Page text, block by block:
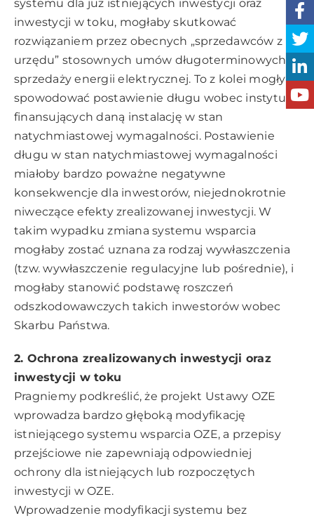
systemu dla już istniejących inwestycji oraz
inwestycji w toku, mogłaby skutkować
rozwiązaniem przez obecnych „sprzedawców z
urzędu” stosownych umów długoterminowych
sprzedaży energii elektrycznej. To z kolei mogłyby
spowodować postawienie długu wobec instytucji
finansujących daną instalację w stan
natychmiastowej wymagalności. Postawienie
długu w stan natychmiastowej wymagalności
miałoby bardzo poważne negatywne
konsekwencje dla inwestorów, niejednokrotnie
niweczące efekty zrealizowanej inwestycji. W
takim wypadku zmiana systemu wsparcia
mogłaby zostać uznana za rodzaj wywłaszczenia
(tzw. wywłaszczenie regulacyjne lub pośrednie), i
mogłaby stanowić podstawę roszczeń
odszkodowawczych takich inwestorów wobec
Skarbu Państwa.
2. Ochrona zrealizowanych inwestycji oraz
inwestycji w toku
Pragniemy podkreślić, że projekt Ustawy OZE
wprowadza bardzo głęboką modyfikację
istniejącego systemu wsparcia OZE, a przepisy
przejściowe nie zapewniają odpowiedniej
ochrony dla istniejących lub rozpoczętych
inwestycji w OZE.
Wprowadzenie modyfikacji systemu bez